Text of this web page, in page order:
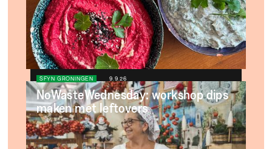
SFYN GRONINGEN 9.9.26
NoWasteWednesday: workshop dips
maken met leftovers